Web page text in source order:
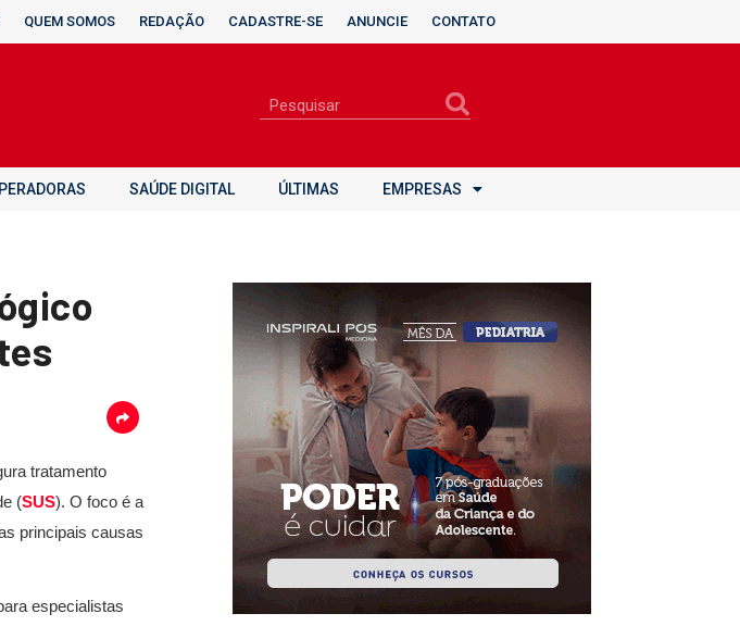
QUEM SOMOS REDAÇÃO CADASTRE-SE ANUNCIE CONTATO
SAÚDE DIGITAL ÚLTIMAS EMPRESAS
tratamento
(SUS). O foco é a
principais causas
especialistas